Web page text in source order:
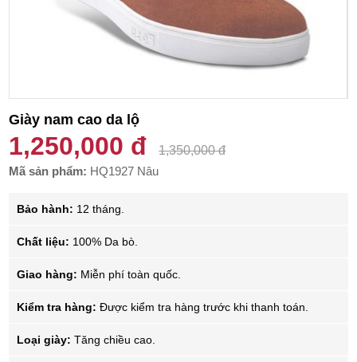
Giày nam cao da lộ
1,250,000 đ
1,350,000 đ
Mã sản phẩm: HQ1927 Nâu
Bảo hành: 12 tháng.
Chất liệu: 100% Da bò.
Giao hàng: Miễn phí toàn quốc.
Kiểm tra hàng: Được kiểm tra hàng trước khi thanh toán.
Loại giày: Tăng chiều cao.